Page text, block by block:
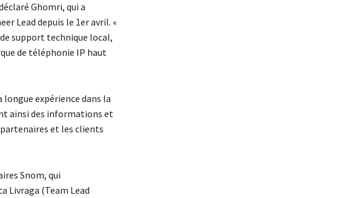
Ghomri, qui a
Lead depuis le 1er avril. «
support technique local,
de téléphonie IP haut
expérience dans la
ainsi des informations et
et les clients
Snom, qui
Livraga (Team Lead